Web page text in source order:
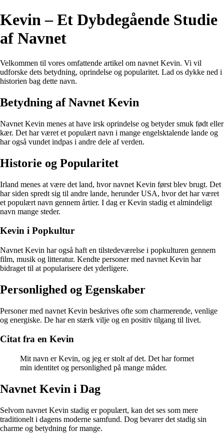
Kevin – Et Dybdegående Studie
af Navnet
Velkommen til vores omfattende artikel om navnet Kevin. Vi vil
udforske dets betydning, oprindelse og popularitet. Lad os dykke ned i
historien bag dette navn.
Betydning af Navnet Kevin
Navnet Kevin menes at have irsk oprindelse og betyder smuk født eller
kær. Det har været et populært navn i mange engelsktalende lande og
har også vundet indpas i andre dele af verden.
Historie og Popularitet
Irland menes at være det land, hvor navnet Kevin først blev brugt. Det
har siden spredt sig til andre lande, herunder USA, hvor det har været
et populært navn gennem årtier. I dag er Kevin stadig et almindeligt
navn mange steder.
Kevin i Popkultur
Navnet Kevin har også haft en tilstedeværelse i popkulturen gennem
film, musik og litteratur. Kendte personer med navnet Kevin har
bidraget til at popularisere det yderligere.
Personlighed og Egenskaber
Personer med navnet Kevin beskrives ofte som charmerende, venlige
og energiske. De har en stærk vilje og en positiv tilgang til livet.
Citat fra en Kevin
Mit navn er Kevin, og jeg er stolt af det. Det har formet
min identitet og personlighed på mange måder.
Navnet Kevin i Dag
Selvom navnet Kevin stadig er populært, kan det ses som mere
traditionelt i dagens moderne samfund. Dog bevarer det stadig sin
charme og betydning for mange.